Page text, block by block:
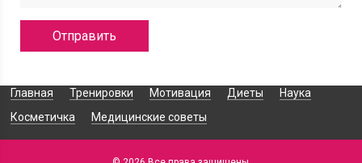
Главная Тренировки Мотивация Диеты
Наука
Косметичка
Медицинские советы